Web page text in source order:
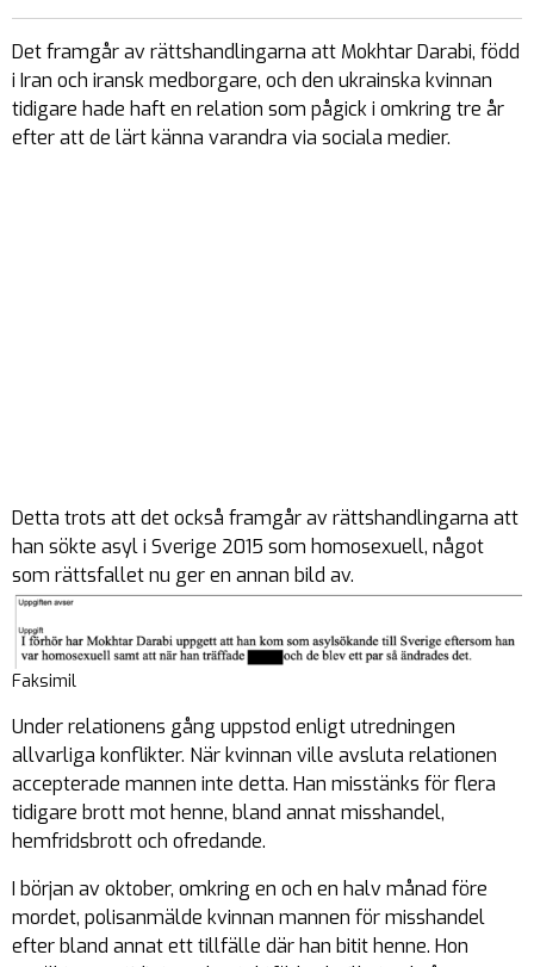
Det framgår av rättshandlingarna att Mokhtar Darabi, född
i Iran och iransk medborgare, och den ukrainska kvinnan
tidigare hade haft en relation som pågick i omkring tre år
efter att de lärt känna varandra via sociala medier.
Detta trots att det också framgår av rättshandlingarna att
han sökte asyl i Sverige 2015 som homosexuell, något
som rättsfallet nu ger en annan bild av.
Faksimil
Under relationens gång uppstod enligt utredningen
allvarliga konflikter. När kvinnan ville avsluta relationen
accepterade mannen inte detta. Han misstänks för flera
tidigare brott mot henne, bland annat misshandel,
hemfridsbrott och ofredande.
I början av oktober, omkring en och en halv månad före
mordet, polisanmälde kvinnan mannen för misshandel
efter bland annat ett tillfälle där han bitit henne. Hon